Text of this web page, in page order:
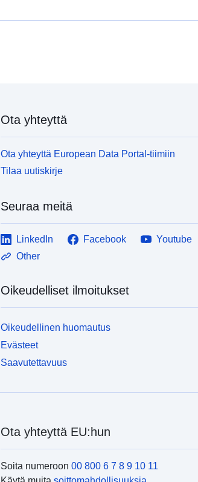
Ota yhteyttä
Ota yhteyttä European Data Portal-tiimiin
Tilaa uutiskirje
Seuraa meitä
LinkedIn Facebook
Youtube
Other
Oikeudelliset ilmoitukset
Oikeudellinen huomautus
Evästeet
Saavutettavuus
Ota yhteyttä EU:hun
Soita numeroon 00 800 6 7 8 9 10 11